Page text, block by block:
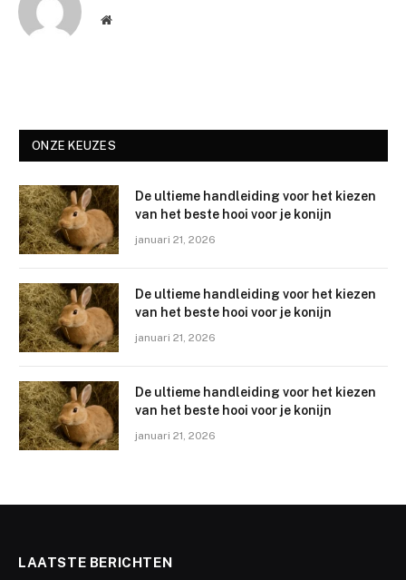
Website
ONZE KEUZES
De ultieme handleiding voor het kiezen
van het beste hooi voor je konijn
januari 21, 2026
De ultieme handleiding voor het kiezen
van het beste hooi voor je konijn
januari 21, 2026
De ultieme handleiding voor het kiezen
van het beste hooi voor je konijn
januari 21, 2026
LAATSTE BERICHTEN